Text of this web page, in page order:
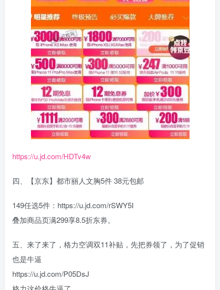
https://u.jd.com/HDTv4w
四、【京东】都市丽人文胸5件 38元包邮
149任选5件：https://u.jd.com/rSWY5I
叠加商品页满299享8.5折东券。
五、来了来了，格力空调双11补贴，先把券领了，为了促销
也是牛逼
https://u.jd.com/P05DsJ